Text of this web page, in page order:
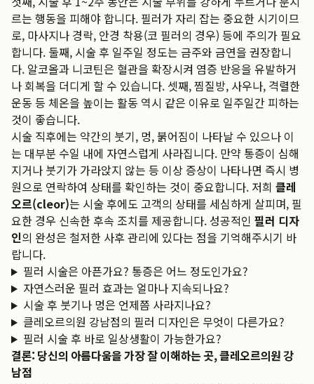
르는 행동을 피해야 합니다. 필러가 자리 잡는 중요한 시기이므
로, 마사지나 경락, 안경 착용(코 필러의 경우) 등에 주의가 필요
합니다. 둘째, 시술 후 일주일 정도는 금주와 금연을 권장합니
다. 알코올과 니코틴은 혈관을 확장시켜 염증 반응을 유발하거
나 회복을 더디게 할 수 있습니다. 셋째, 찜질방, 사우나, 격렬한
운동 등 체온을 높이는 활동 역시 같은 이유로 일주일간 피하는
것이 좋습니다.
시술 직후에는 약간의 붓기, 멍, 붉어짐이 나타날 수 있으나 이
는 대부분 수일 내에 자연스럽게 사라집니다. 만약 통증이 심해
지거나 붓기가 가라앉지 않는 등 이상 증상이 나타나면 즉시 병
원으로 연락하여 상태를 확인하는 것이 중요합니다. 저희 클레
오르(cleor)는 시술 후에도 고객의 상태를 세심하게 살피며, 필
요한 경우 신속한 후속 조치를 제공합니다. 성공적인 필러 디자
인의 완성은 철저한 사후 관리에 있다는 점을 기억해주시기 바
랍니다.
필러 시술은 아픈가요? 통증은 어느 정도인가요?
자연스러운 필러 효과는 얼마나 지속되나요?
시술 후 붓기나 멍은 언제쯤 사라지나요?
클레오르의원 강남점의 필러 디자인은 무엇이 다른가요?
필러 시술 후 바로 일상생활이 가능한가요?
결론: 당신의 아름다움을 가장 잘 이해하는 곳, 클레오르의원 강
남점